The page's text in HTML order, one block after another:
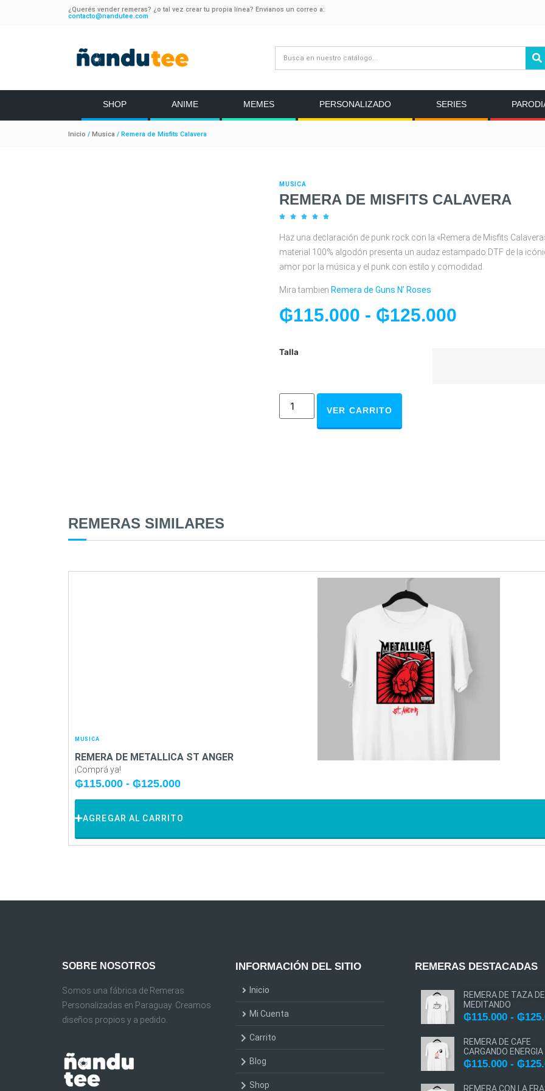
¿Querés vender remeras? ¿o tal vez crear tu propia línea? Envianos un correo a:
contacto@nandutee.com
SHOP ANIME MEMES PERSONALIZADO SERIES
Inicio / Musica / Remera de Misfits Calavera
MUSICA
REMERA DE MISFITS CALAVERA
    
Haz una declaración de punk rock con la «Remera de Misfits
material 100% algodón presenta un audaz estampado DTF de la
amor por la música y el punk con estilo y comodidad.
Mira tambien Remera de Guns N’ Roses
₲115.000 - ₲125.000
Talla
VER CARRITO
REMERAS SIMILARES
MUSICA
REMERA DE METALLICA ST ANGER
¡Comprá ya!
₲115.000 - ₲125.000
AGREGAR AL CARRITO
SOBRE NOSOTROS
Somos una fábrica de Remeras
Personalizadas en Paraguay. Creamos
diseños propios y a pedido.
INFORMACIÓN DEL SITIO
Inicio
Mi Cuenta
Carrito
Blog
Shop
REMERAS DESTACADAS
REMERA DE TAZA
MEDITANDO
₲115.000 - ₲
REMERA DE CAFE
CARGANDO ENERGIA
₲115.000 - ₲
REMERA CON LA